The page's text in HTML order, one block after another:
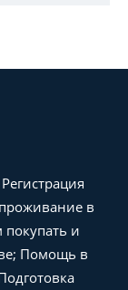
в
покупать и
Помощь в